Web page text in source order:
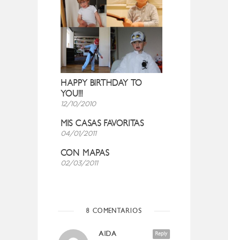
HAPPY BIRTHDAY TO
YOU!!!
12/10/2010
MIS CASAS FAVORITAS
04/01/2011
CON MAPAS
02/03/2011
8 COMENTARIOS
Reply
AIDA